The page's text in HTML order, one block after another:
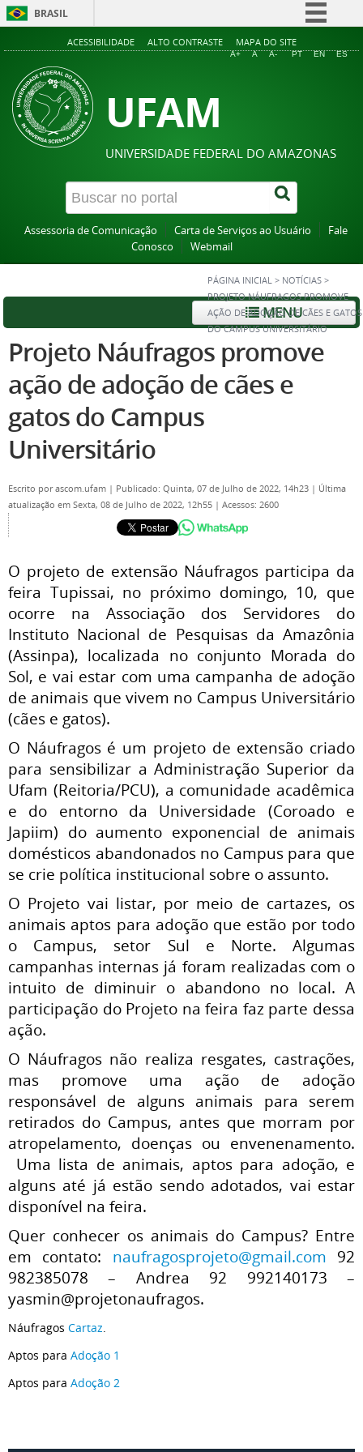
BRASIL
Simplifique!
Acesso à informação
ACESSIBILIDADE ALTO CONTRASTE MAPA DO SITE
A+ A A- PT EN ES
UFAM
UNIVERSIDADE FEDERAL DO AMAZONAS
Assessoria de Comunicação Carta de Serviços ao Usuário
Fale
Conosco
Webmail
PÁGINA INICIAL > NOTÍCIAS >
PROJETO NÁUFRAGOS PROMOVE
AÇÃO DE ADOÇÃO DE CÃES E GATOS
DO CAMPUS UNIVERSITÁRIO
MENU
Projeto Náufragos promove
ação de adoção de cães e
gatos do Campus
Universitário
Escrito porascom.ufam | Publicado: Quinta, 07 de Julho de 2022, 14h23 | Última
atualização em Sexta, 08 de Julho de 2022, 12h55 | Acessos: 2600
O projeto de extensão Náufragos participa da
feira Tupissai, no próximo domingo, 10, que
ocorre na Associação dos Servidores do
Instituto Nacional de Pesquisas da Amazônia
(Assinpa), localizada no conjunto Morada do
Sol, e vai estar com uma campanha de adoção
de animais que vivem no Campus Universitário
(cães e gatos).
O Náufragos é um projeto de extensão criado
para sensibilizar a Administração Superior da
Ufam (Reitoria/PCU), a comunidade acadêmica
e do entorno da Universidade (Coroado e
Japiim) do aumento exponencial de animais
domésticos abandonados no Campus para que
se crie política institucional sobre o assunto.
O Projeto vai listar, por meio de cartazes, os
animais aptos para adoção que estão por todo
o Campus, setor Sul e Norte. Algumas
campanhas internas já foram realizadas com o
intuito de diminuir o abandono no local. A
participação do Projeto na feira faz parte dessa
ação.
O Náufragos não realiza resgates, castrações,
mas promove uma ação de adoção
responsável de alguns animais para serem
retirados do Campus, antes que morram por
atropelamento, doenças ou envenenamento.
Uma lista de animais, aptos para adoção, e
alguns até já estão sendo adotados, vai estar
disponível na feira.
Quer conhecer os animais do Campus? Entre
em contato: naufragosprojeto@gmail.com 92
982385078 – Andrea 92 992140173 –
yasmin@projetonaufragos.
Náufragos Cartaz.
Aptos para Adoção 1
Aptos para Adoção 2